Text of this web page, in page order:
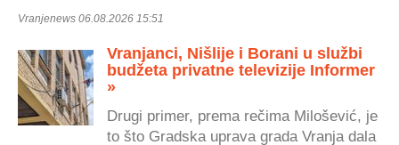
Vranjenews 06.08.2026 15:51
Vranjanci, Nišlije i Borani u službi
budžeta privatne televizije Informer
»
Drugi primer, prema rečima Milošević, je
to što Gradska uprava grada Vranja dala